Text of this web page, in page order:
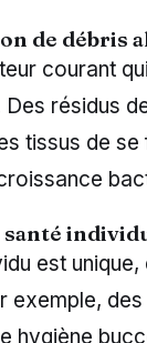
de débris
courant
Des résidus
tissus de
santé
est
exemple,
hygiène